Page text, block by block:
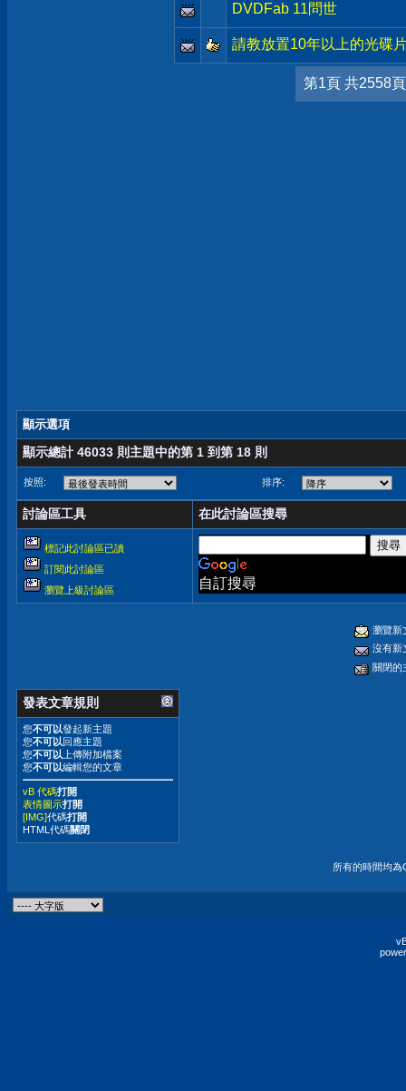
DVDFab 11問世
請教放置10年以上的光碟
第1頁 共2558頁
顯示選項
顯示總計 46033 則主題中的第 1 到第 18 則
按照: 排序:
討論區工具 在此討論區搜尋
標記此討論區已讀
訂閱此討論區
瀏覽上級討論區
自訂搜尋
瀏覽新
沒有新
關閉的
發表文章規則
您不可以發起新主題
您不可以回應主題
您不可以 上傳附加檔案
您不可以編輯您的文章
vB 代碼打開
表情圖示打開
[IMG]代碼打開
HTML代碼關閉
所有的時間均為